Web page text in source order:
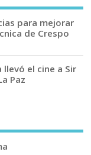
para mejorar
de Crespo
llevó el cine a Sir
Paz